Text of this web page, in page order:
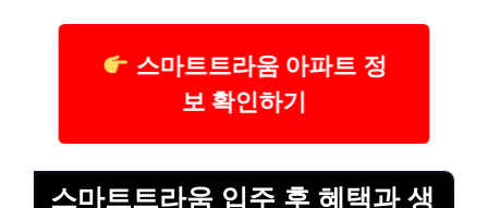
스마트트라움 아파트 정
보 확인하기
스마트트라움 입주 후 혜택과 생